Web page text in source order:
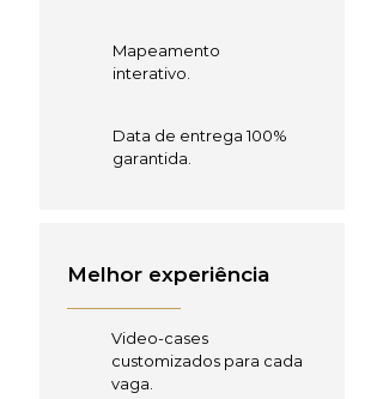
Mapeamento
interativo.
Data de entrega 100%
garantida.
Melhor experiência
Video-cases
customizados para cada
vaga.